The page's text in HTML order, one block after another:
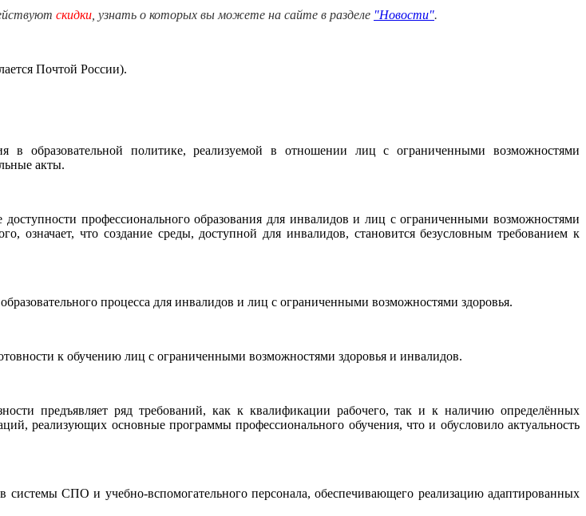
скидки , узнать о которых вы можете на сайте в разделе "Новости".
Почтой России).
образовательной политике, реализуемой в отношении лиц с ограниченными возможностями
акты.
профессионального образования для инвалидов и лиц с ограниченными возможностями
означает, что создание среды, доступной для инвалидов, становится безусловным требованием к
процесса для инвалидов и лиц с ограниченными возможностями здоровья.
к обучению лиц с ограниченными возможностями здоровья и инвалидов.
предъявляет ряд требований, как к квалификации рабочего, так и к наличию определённых
реализующих основные программы профессионального обучения, что и обусловило актуальность
системы СПО и учебно-вспомогательного персонала, обеспечивающего реализацию адаптированных